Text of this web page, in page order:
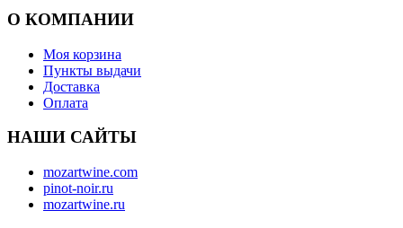
O КОМПАНИИ
Моя корзина
Пункты выдачи
Доставка
Оплата
НАШИ САЙТЫ
mozartwine.com
pinot-noir.ru
mozartwine.ru